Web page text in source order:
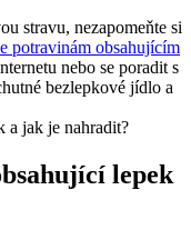
stravu, nezapomeňte si
potravinám obsahujícím
nebo se poradit s
bezlepkové jídlo a
lepek